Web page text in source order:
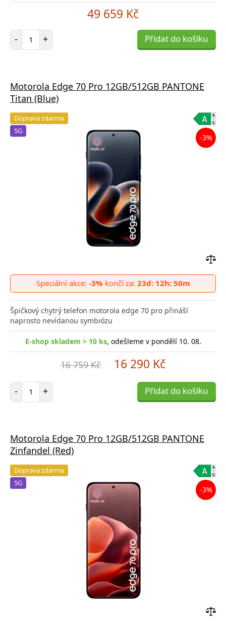
49 659 Kč
- Počet položek
+ Přidat do košíku
Motorola Edge 70 Pro 12GB/512GB PANTONE
Titan (Blue)
Doprava zdarma
5G
-3%
do
Speciální akce: -3% končí za: 23d: 12h: 50m
Špičkový chytrý telefon motorola edge 70 pro přináší
naprosto nevídanou symbiózu
E-shop skladem > 10 ks, odešleme v pondělí 10. 08.
16 759 Kč 16 290 Kč
- Počet položek
+ Přidat do košíku
Motorola Edge 70 Pro 12GB/512GB PANTONE
Zinfandel (Red)
Doprava zdarma
5G
-3%